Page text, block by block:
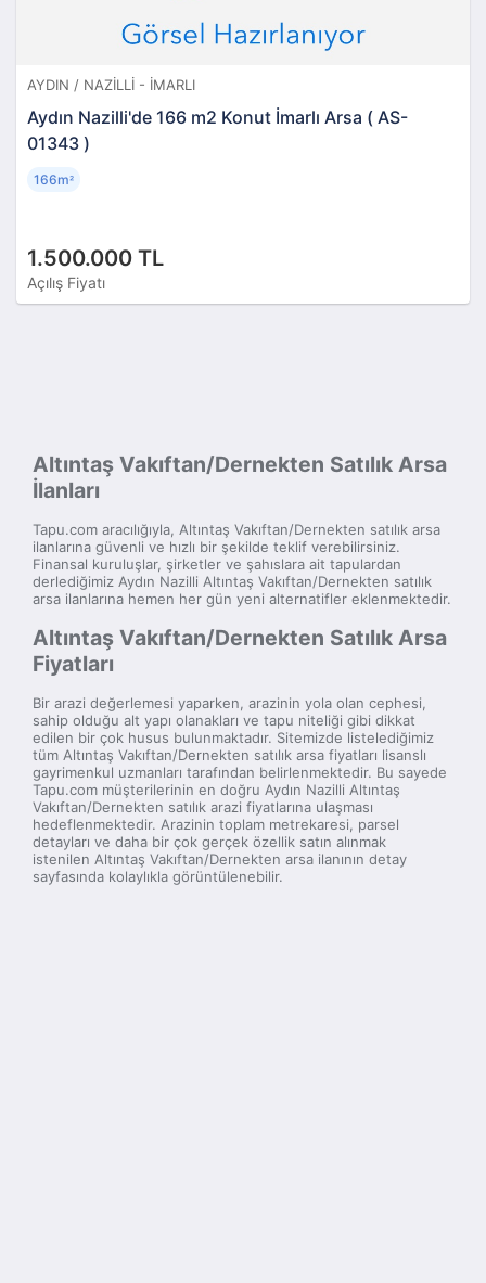
AYDIN / NAZILLI - İMARLI
Aydın Nazilli'de 166 m2 Konut İmarlı Arsa ( AS-
01343 )
1.500.000 TL
Açılış Fiyatı
166m²
Altıntaş Vakıftan/Dernekten Satılık Arsa
İlanları
Tapu.com aracılığıyla, Altıntaş Vakıftan/Dernekten satılık arsa
ilanlarına güvenli ve hızlı bir şekilde teklif verebilirsiniz.
Finansal kuruluşlar, şirketler ve şahıslara ait tapulardan
derlediğimiz Aydın Nazilli Altıntaş Vakıftan/Dernekten satılık
arsa ilanlarına hemen her gün yeni alternatifler eklenmektedir.
Altıntaş Vakıftan/Dernekten Satılık Arsa
Fiyatları
Bir arazi değerlemesi yaparken, arazinin yola olan cephesi,
sahip olduğu alt yapı olanakları ve tapu niteliği gibi dikkat
edilen bir çok husus bulunmaktadır. Sitemizde listelediğimiz
tüm Altıntaş Vakıftan/Dernekten satılık arsa fiyatları lisanslı
gayrimenkul uzmanları tarafından belirlenmektedir. Bu sayede
Tapu.com müşterilerinin en doğru Aydın Nazilli Altıntaş
Vakıftan/Dernekten satılık arazi fiyatlarına ulaşması
hedeflenmektedir. Arazinin toplam metrekaresi, parsel
detayları ve daha bir çok gerçek özellik satın alınmak
istenilen Altıntaş Vakıftan/Dernekten arsa ilanının detay
sayfasında kolaylıkla görüntülenebilir.